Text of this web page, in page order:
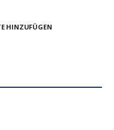
HINZUFÜGEN